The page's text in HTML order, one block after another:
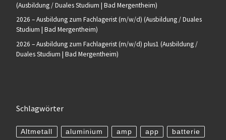
(Ausbildung / Duales Studium | Bad Mergentheim)
2026 – Ausbildung zum Fachlagerist (m/w/d) (Ausbildung / Duales
Studium | Bad Mergentheim)
2026 – Ausbildung zum Fachlagerist (m/w/d) plus1 (Ausbildung /
Duales Studium | Bad Mergentheim)
Schlagwörter
Altmetall aluminium amp app batterie